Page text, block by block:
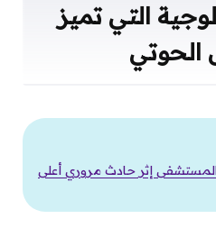
التي تميز
الحوتي
إثر حادث مروري أعلى